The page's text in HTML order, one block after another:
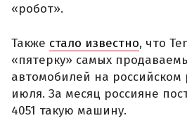
«робот».
Также стало известно, что
«пятерку» самых
автомобилей на
июля. За месяц россияне
4051 такую машину.